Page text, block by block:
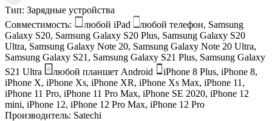
Тип: Зарядные устройства
Совместимость:
любой iPad
любой телефон, Samsung
Galaxy S20, Samsung Galaxy S20 Plus, Samsung Galaxy S20
Ultra, Samsung Galaxy Note 20, Samsung Galaxy Note 20 Ultra,
Samsung Galaxy S21, Samsung Galaxy S21 Plus, Samsung Galaxy
S21 Ultra
любой планшет Android
iPhone 8 Plus, iPhone 8,
iPhone X, iPhone Xs, iPhone XR, iPhone Xs Max, iPhone 11,
iPhone 11 Pro, iPhone 11 Pro Max, iPhone SE 2020, iPhone 12
mini, iPhone 12, iPhone 12 Pro Max, iPhone 12 Pro
Производитель: Satechi